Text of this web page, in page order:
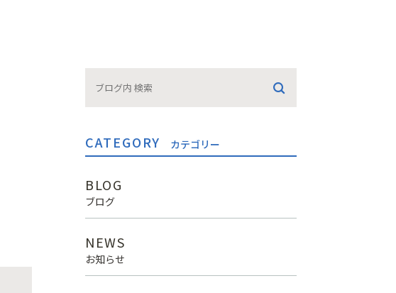
CATEGORY カテゴリー
BLOG
ブログ
NEWS
お知らせ